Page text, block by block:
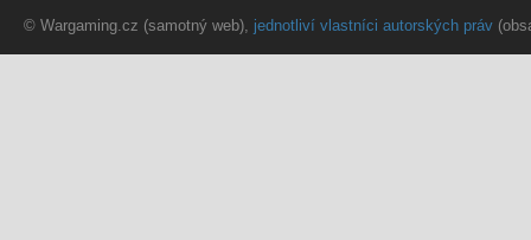
© Wargaming.cz (samotný web), jednotliví vlastníci autorských práv